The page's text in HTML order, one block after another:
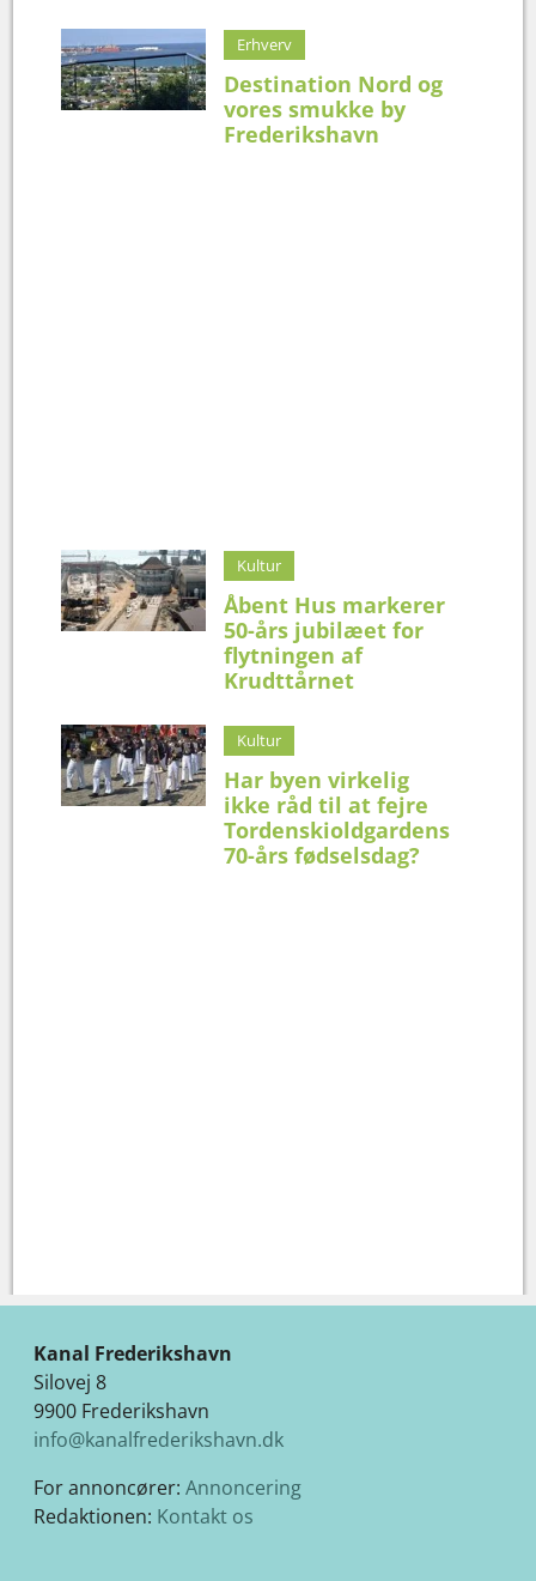
Erhverv
Destination Nord og
vores smukke by
Frederikshavn
Kultur
Åbent Hus markerer
50-års jubilæet for
flytningen af
Krudttårnet
Kultur
Har byen virkelig
ikke råd til at fejre
Tordenskioldgardens
70-års fødselsdag?
Kanal Frederikshavn
Silovej 8
9900 Frederikshavn
info@kanalfrederikshavn.dk
For annoncører: Annoncering
Redaktionen: Kontakt os